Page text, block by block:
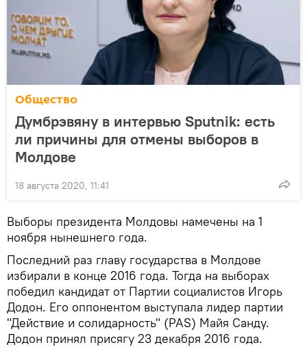
Общество
Думбрэвяну в интервью Sputnik: есть
ли причины для отмены выборов в
Молдове
18 августа 2020, 11:41
Выборы президента Молдовы намечены на 1
ноября нынешнего года.
Последний раз главу государства в Молдове
избирали в конце 2016 года. Тогда на выборах
победил кандидат от Партии социалистов Игорь
Додон. Его оппонентом выступала лидер партии
"Действие и солидарность" (PAS) Майя Санду.
Додон принял присягу 23 декабря 2016 года.